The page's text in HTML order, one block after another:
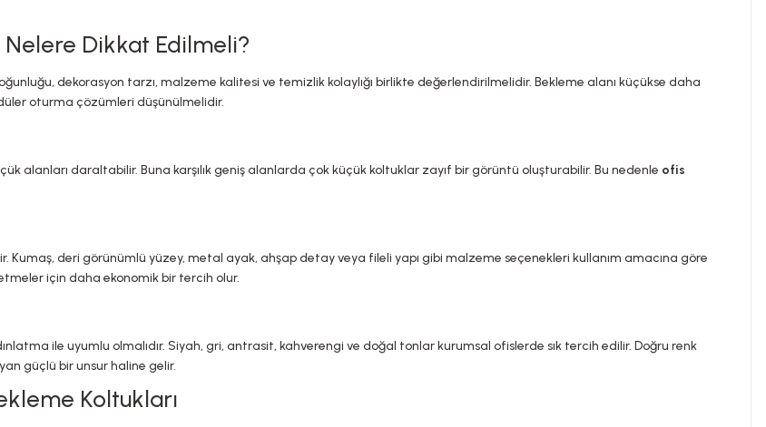
Dikkat Edilmeli?
dekorasyon tarzı, malzeme kalitesi ve temizlik kolaylığı birlikte değerlendirilmelidir. Bekleme alanı küçükse daha
oturma çözümleri düşünülmelidir.
alanları daraltabilir. Buna karşılık geniş alanlarda çok küçük koltuklar zayıf bir görüntü oluşturabilir. Bu nedenle ofis
Kumaş, deri görünümlü yüzey, metal ayak, ahşap detay veya fileli yapı gibi malzeme seçenekleri kullanım amacına göre
için daha ekonomik bir tercih olur.
ile uyumlu olmalıdır. Siyah, gri, antrasit, kahverengi ve doğal tonlar kurumsal ofislerde sık tercih edilir. Doğru renk
güçlü bir unsur haline gelir.
Koltukları